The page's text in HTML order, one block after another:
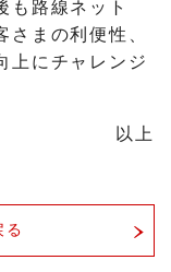
も路線ネット
まの利便性、
上にチャレンジ
以上
る